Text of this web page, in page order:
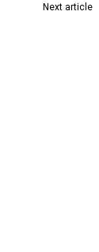
Next article